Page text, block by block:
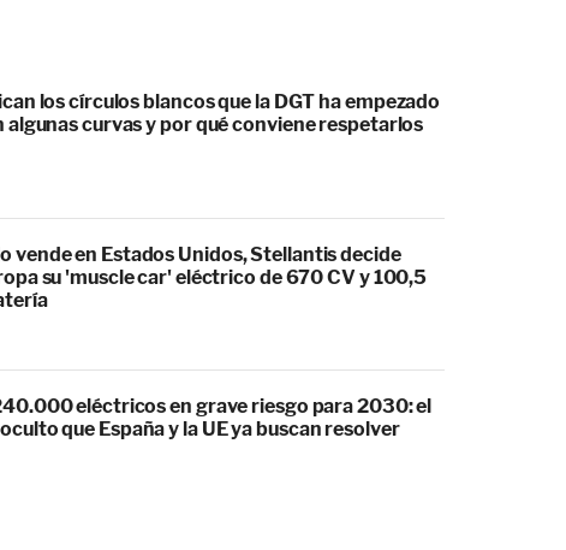
los círculos blancos que la DGT ha empezado
algunas curvas y por qué conviene respetarlos
vende en Estados Unidos, Stellantis decide
su 'muscle car' eléctrico de 670 CV y 100,5
eléctricos en grave riesgo para 2030: el
que España y la UE ya buscan resolver